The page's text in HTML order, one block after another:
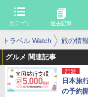
カテゴリ 過去記事
トラベル Watch 旅の情報
グルメ 関連記事
話題
日本旅
の予約